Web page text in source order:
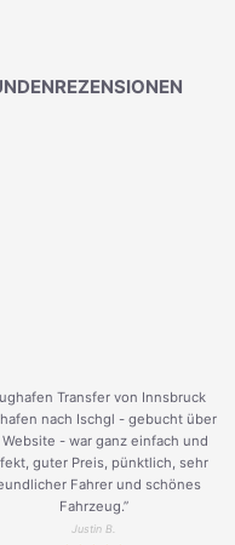
Transfer von Innsbruck
nach Ischgl - gebucht über
- war ganz einfach und
guter Preis, pünktlich, sehr
Fahrer und schönes
Fahrzeug.”
Justin B.